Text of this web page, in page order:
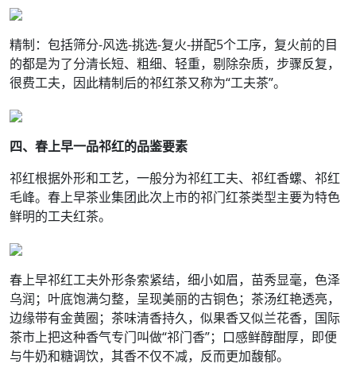
精制：包括筛分-风选-挑选-复火-拼配5个工序，复火前的目
的都是为了分清长短、粗细、轻重，剔除杂质，步骤反复，
很费工夫，因此精制后的祁红茶又称为“工夫茶”。
四、春上早一品祁红的品鉴要素
祁红根据外形和工艺，一般分为祁红工夫、祁红香螺、祁红
毛峰。春上早茶业集团此次上市的祁门红茶类型主要为特色
鲜明的工夫红茶。
春上早祁红工夫外形条索紧结，细小如眉，苗秀显毫，色泽
乌润；叶底饱满匀整，呈现美丽的古铜色；茶汤红艳透亮，
边缘带有金黄圈；茶味清香持久，似果香又似兰花香，国际
茶市上把这种香气专门叫做“祁门香”；口感鲜醇酣厚，即便
与牛奶和糖调饮，其香不仅不减，反而更加馥郁。